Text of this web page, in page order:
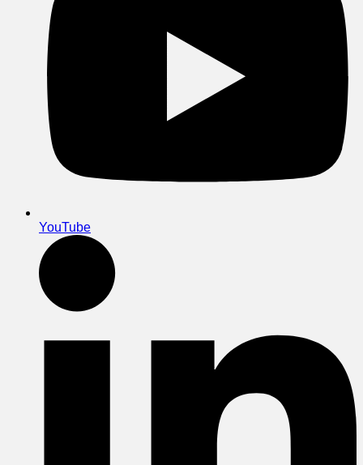
YouTube